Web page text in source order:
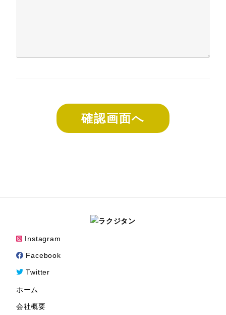
確認画面へ
Instagram
Facebook
Twitter
ホーム
会社概要